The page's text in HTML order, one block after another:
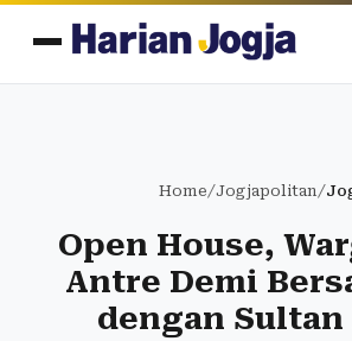
Home/Jogjapolitan/
Open House,
Antre Demi
dengan Sultan